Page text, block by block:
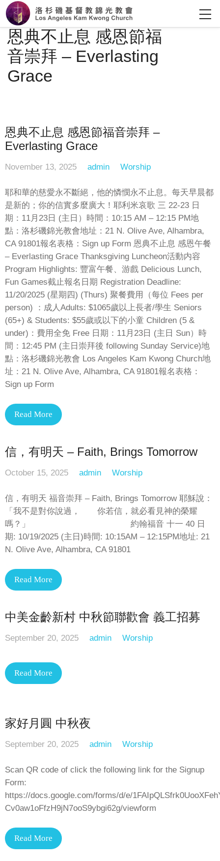
恩典不止息 感恩節福
音崇拜 – Everlasting
Grace
恩典不止息 感恩節福音崇拜 –
Everlasting Grace
November 13, 2025 admin Worship
耶和華的慈愛永不斷絕，他的憐憫永不止息。每天早晨都
是新的；你的信實多麼廣大！耶利米哀歌 三 22-23 日
期：11月23日 (主日）時間：10:15 AM – 12:15 PM地
點：洛杉磯錦光教會地址：21 N. Olive Ave, Alhambra,
CA 91801報名表格：Sign up Form 恩典不止息 感恩午餐
– Everlasting Grace Thanksgiving Luncheon活動内容
Program Highlights: 豐富午餐、游戲 Delicious Lunch,
Fun Games截止報名日期 Registration Deadline:
11/20/2025 (星期四) (Thurs) 聚餐費用（每位 Fees per
person) ：成人Adults: $1065歲以上長者/學生 Seniors
(65+) & Students: $55歲或以下的小童 Children (5 &
under)：費用全免 Free 日期：11月23日 (主日 Sun）時
間：12:45 PM (主日崇拜後 following Sunday Service)地
點：洛杉磯錦光教會 Los Angeles Kam Kwong Church地
址：21 N. Olive Ave, Alhambra, CA 91801報名表格：
Sign up Form
Read More
信，有明天 – Faith, Brings Tomorrow
October 15, 2025 admin Worship
信，有明天 福音崇拜 – Faith, Brings Tomorrow 耶穌說：
「我不是對你說過， 你若信，就必看見神的榮耀
嗎？」 約翰福音 十一 40 日
期: 10/19/2025 (主日)時間: 10:15AM – 12:15PM地址: 21
N. Olive Ave, Alhambra, CA 91801
Read More
中美金齡新村 中秋節聯歡會 義工招募
September 20, 2025 admin Worship
Read More
家好月圓 中秋夜
September 20, 2025 admin Worship
Scan QR code of click the following link for the Signup
Form:
https://docs.google.com/forms/d/e/
Cv0aw1oFfzH9jN7ooS9ybgi62g/viewform
Read More